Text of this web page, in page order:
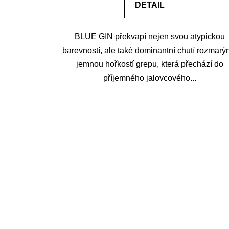
DETAIL
BLUE GIN překvapí nejen svou atypickou
barevností, ale také dominantní chutí
jemnou hořkostí grepu, která přechází do
příjemného jalovcového...